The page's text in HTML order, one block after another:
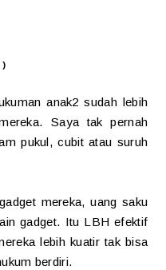
anak2 sudah lebih
Saya tak pernah
pukul, cubit atau suruh
mereka, uang saku
gadget. Itu LBH efektif
lebih kuatir tak bisa
berdiri.